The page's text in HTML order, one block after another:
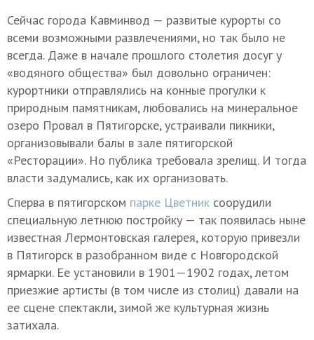
Сейчас города Кавминвод — развитые курорты со
всеми возможными развлечениями, но так было не
всегда. Даже в начале прошлого столетия досуг у
«водяного общества» был довольно ограничен:
курортники отправлялись на конные прогулки к
природным памятникам, любовались на минеральное
озеро Провал в Пятигорске, устраивали пикники,
организовывали балы в зале пятигорской
«Ресторации». Но публика требовала зрелищ. И тогда
власти задумались, как их организовать.
Сперва в пятигорском парке Цветник соорудили
специальную летнюю постройку — так появилась ныне
известная Лермонтовская галерея, которую привезли
в Пятигорск в разобранном виде с Новгородской
ярмарки. Ее установили в 1901—1902 годах, летом
приезжие артисты (в том числе из столиц) давали на
ее сцене спектакли, зимой же культурная жизнь
затихала.